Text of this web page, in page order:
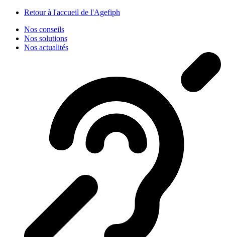
Retour à l'accueil de l'Agefiph
Nos conseils
Nos solutions
Nos actualités